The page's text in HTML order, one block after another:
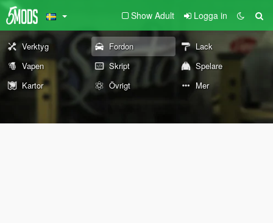
Show Adult Logga in
Verktyg Fordon
Lack
Vapen
Skript
Spelare
Kartor
Övrigt Mer